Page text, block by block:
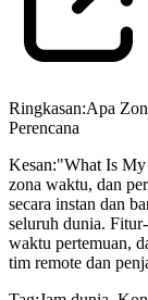
Ringkasan:Apa
Perencana
Kesan:"What Is My
zona waktu, dan
secara instan dan
seluruh dunia.
waktu pertemuan,
tim remote dan